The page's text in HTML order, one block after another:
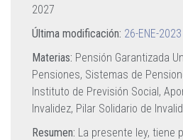
2027
Última modificación: 26-ENE-
Materias: Pensión Garantizada
Pensiones, Sistemas de
Instituto de Previsión Social,
Invalidez, Pilar Solidario de
Resumen: La presente ley, tiene